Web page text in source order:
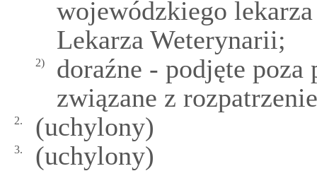
wojewódzkiego
Lekarza Weterynarii;
2)
doraźne - podjęte
związane z
2. (uchylony)
3. (uchylony)